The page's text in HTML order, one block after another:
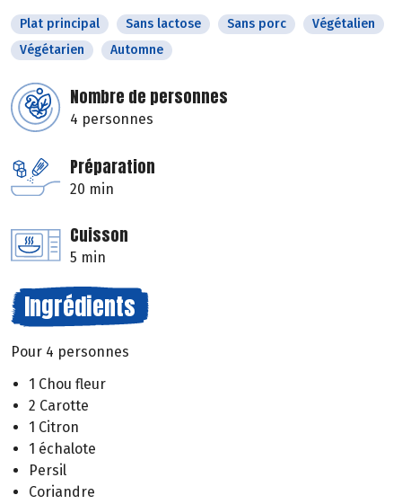
Plat principal Sans lactose Sans porc
Végétalien
Végétarien
Automne
Nombre de personnes
4 personnes
Préparation
20 min
Cuisson
5 min
Ingrédients
Pour 4 personnes
1 Chou fleur
2 Carotte
1 Citron
1 échalote
Persil
Coriandre